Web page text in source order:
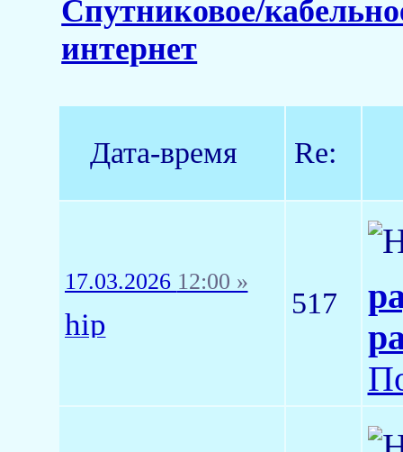
Спутниковое/
интернет
Дата-время Re:
17.03.2026 12:00 »
hip
517